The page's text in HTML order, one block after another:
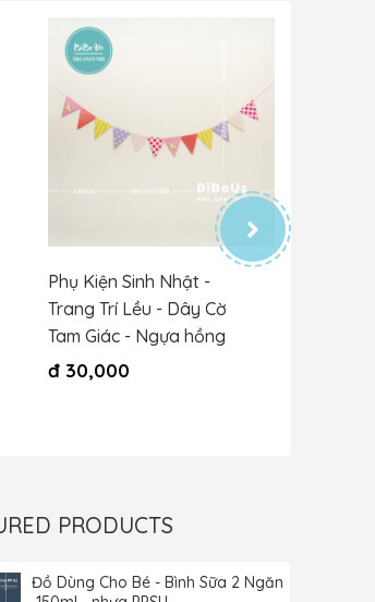
Phụ Kiện Sinh Nhật -
Trang Trí Lều - Dây Cờ
Tam Giác - Ngựa hồng
đ 30,000
PRODUCTS
Đồ Dùng Cho Bé - Bình Sữa 2 Ngăn